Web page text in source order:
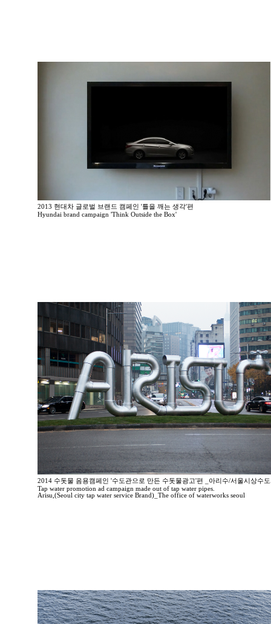
2013 현대차 글로벌 브랜드 캠페인 '틀을 깨는 생각'편
Hyundai brand campaign 'Think Outside the Box'
2014 수돗물 음용캠페인 '수도관으로 만든 수돗물광고'편 _아리수/서울시상수
Tap water promotion ad campaign made out of tap water pipes.
Arisu,(Seoul city tap water service Brand)_The office of waterworks seoul